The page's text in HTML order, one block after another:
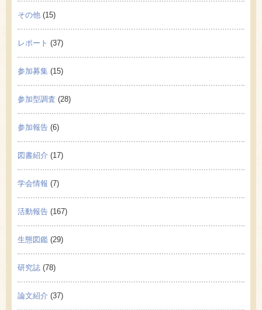
その他 (15)
レポート (37)
参加募集 (15)
参加型調査 (28)
参加報告 (6)
図書紹介 (17)
学会情報 (7)
活動報告 (167)
生態図鑑 (29)
研究誌 (78)
論文紹介 (37)